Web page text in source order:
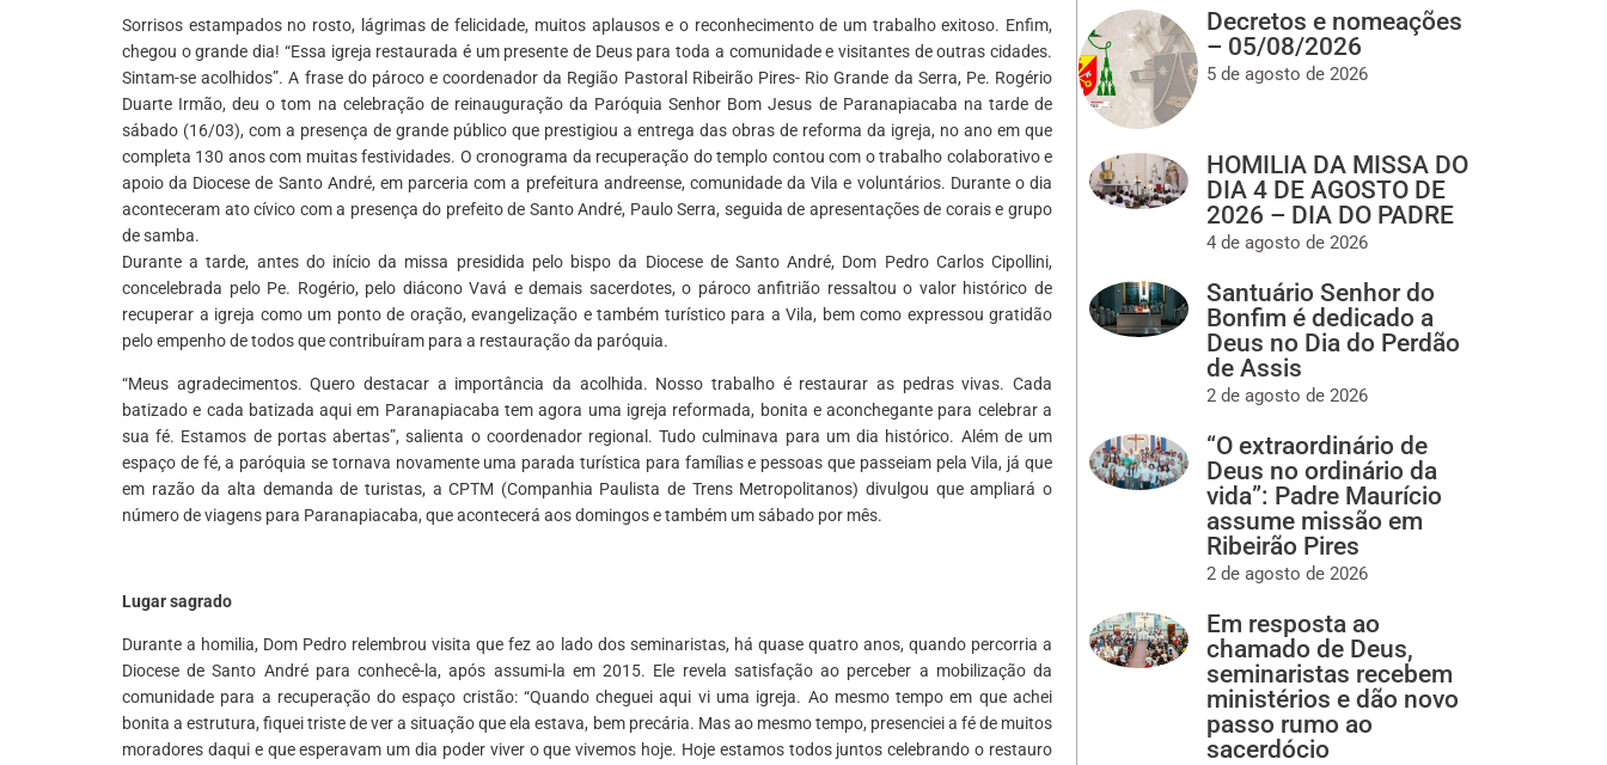
Sorrisos estampados no rosto, lágrimas de felicidade, muitos aplausos e o reconhecimento de um trabalho exitoso. Enfim,
chegou o grande dia! “Essa igreja restaurada é um presente de Deus para toda a comunidade e visitantes de outras cidades.
Sintam-se acolhidos”. A frase do pároco e coordenador da Região Pastoral Ribeirão Pires- Rio Grande da Serra, Pe. Rogério
Duarte Irmão, deu o tom na celebração de reinauguração da Paróquia Senhor Bom Jesus de Paranapiacaba na tarde de
sábado (16/03), com a presença de grande público que prestigiou a entrega das obras de reforma da igreja, no ano em que
completa 130 anos com muitas festividades. O cronograma da recuperação do templo contou com o trabalho colaborativo e
apoio da Diocese de Santo André, em parceria com a prefeitura andreense, comunidade da Vila e voluntários. Durante o dia
aconteceram ato cívico com a presença do prefeito de Santo André, Paulo Serra, seguida de apresentações de corais e grupo
de samba.
Durante a tarde, antes do início da missa presidida pelo bispo da Diocese de Santo André, Dom Pedro Carlos Cipollini,
concelebrada pelo Pe. Rogério, pelo diácono Vavá e demais sacerdotes, o pároco anfitrião ressaltou o valor histórico de
recuperar a igreja como um ponto de oração, evangelização e também turístico para a Vila, bem como expressou gratidão
pelo empenho de todos que contribuíram para a restauração da paróquia.
“Meus agradecimentos. Quero destacar a importância da acolhida. Nosso trabalho é restaurar as pedras vivas. Cada
batizado e cada batizada aqui em Paranapiacaba tem agora uma igreja reformada, bonita e aconchegante para celebrar a
sua fé. Estamos de portas abertas”, salienta o coordenador regional. Tudo culminava para um dia histórico. Além de um
espaço de fé, a paróquia se tornava novamente uma parada turística para famílias e pessoas que passeiam pela Vila, já que
em razão da alta demanda de turistas, a CPTM (Companhia Paulista de Trens Metropolitanos) divulgou que ampliará o
número de viagens para Paranapiacaba, que acontecerá aos domingos e também um sábado por mês.
Lugar sagrado
Durante a homilia, Dom Pedro relembrou visita que fez ao lado dos seminaristas, há quase quatro anos, quando percorria a
Diocese de Santo André para conhecê-la, após assumi-la em 2015. Ele revela satisfação ao perceber a mobilização da
comunidade para a recuperação do espaço cristão: “Quando cheguei aqui vi uma igreja. Ao mesmo tempo em que achei
bonita a estrutura, fiquei triste de ver a situação que ela estava, bem precária. Mas ao mesmo tempo, presenciei a fé de muitos
moradores daqui e que esperavam um dia poder viver o que vivemos hoje. Hoje estamos todos juntos celebrando o restauro
Decretos e nomeações
– 05/08/2026
5 de agosto de 2026
HOMILIA DA MISSA DO
DIA 4 DE AGOSTO DE
2026 – DIA DO PADRE
4 de agosto de 2026
Santuário Senhor do
Bonfim é dedicado a
Deus no Dia do Perdão
de Assis
2 de agosto de 2026
“O extraordinário de
Deus no ordinário da
vida”: Padre Maurício
assume missão em
Ribeirão Pires
2 de agosto de 2026
Em resposta ao
chamado de Deus,
seminaristas recebem
ministérios e dão novo
passo rumo ao
sacerdócio